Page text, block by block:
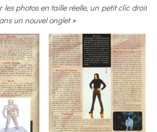
un nouvel onglet »